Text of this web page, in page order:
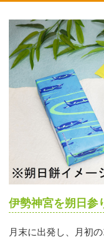
伊勢神宮を朔日参
月末に出発し、月初